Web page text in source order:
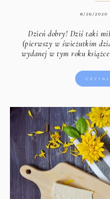
8/26/2020
Dzień dobry! Dziś taki
(pierwszy w świeżutkim
wydanej w tym roku